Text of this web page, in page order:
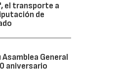
el transporte a
de
Asamblea General
aniversario